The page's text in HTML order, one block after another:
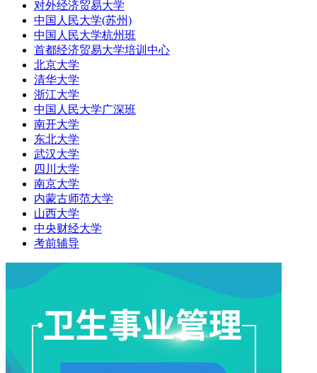
对外经济贸易大学
中国人民大学(苏州)
中国人民大学杭州班
首都经济贸易大学培训中心
北京大学
清华大学
浙江大学
中国人民大学广深班
南开大学
东北大学
武汉大学
四川大学
南京大学
内蒙古师范大学
山西大学
中央财经大学
考前辅导